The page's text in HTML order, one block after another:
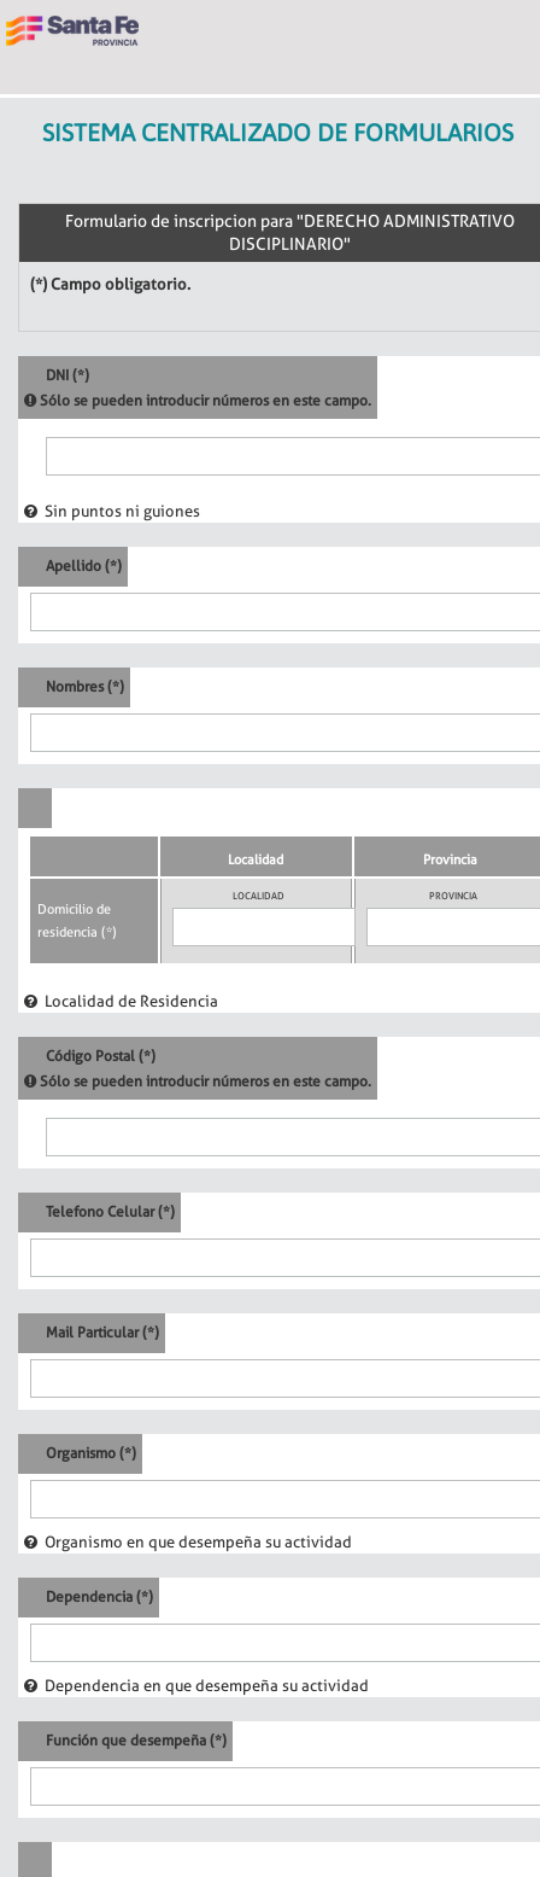
SISTEMA CENTRALIZADO DE FORMULARIOS
Formulario de inscripcion para "DERECHO ADMINISTRATIVO
DISCIPLINARIO"
(*) Campo obligatorio.
DNI (*)
Sólo se pueden introducir números en este campo.
Sin puntos ni guiones
Apellido (*)
Nombres (*)
Localidad Provincia
Domicilio de
residencia (*)
LOCALIDAD PROVINCIA
Localidad de Residencia
Código Postal (*)
Sólo se pueden introducir números en este campo.
Telefono Celular (*)
Mail Particular (*)
Organismo (*)
Organismo en que desempeña su actividad
Dependencia (*)
Dependencia en que desempeña su actividad
Función que desempeña (*)